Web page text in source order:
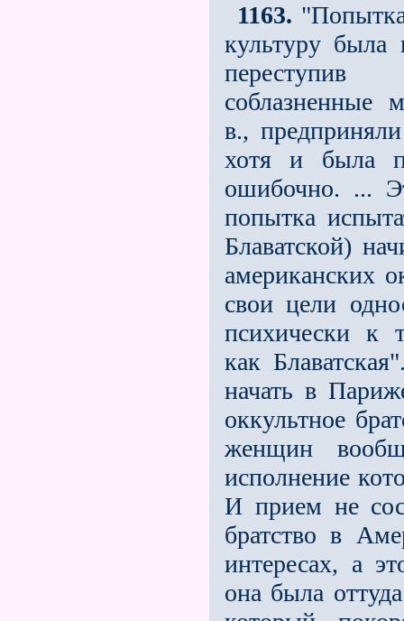
1163.
культуру была
переступив
соблазненные
в.,
хотя и была
ошибочно. ...
попытка
Блаватской)
американских
свои цели
психически к
как
начать в
оккультное
женщин
исполнение
И прием не
братство в
интересах, а
она была